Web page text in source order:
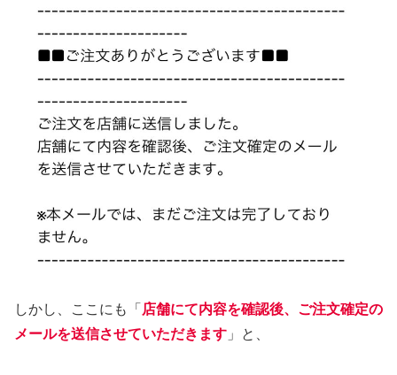
しかし、ここにも「 店舗にて内容を確認後、ご注文確定の
メールを送信させていただきます 」と、